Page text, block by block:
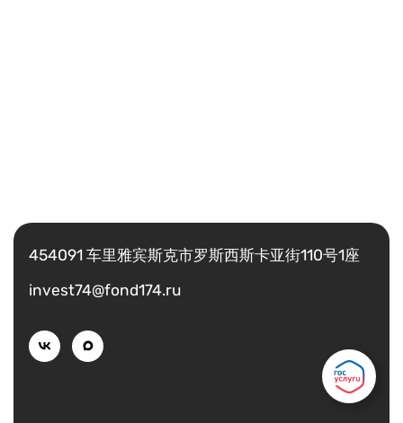
454091 车里雅宾斯克市罗斯西斯卡亚街110号1座
invest74@fond174.ru